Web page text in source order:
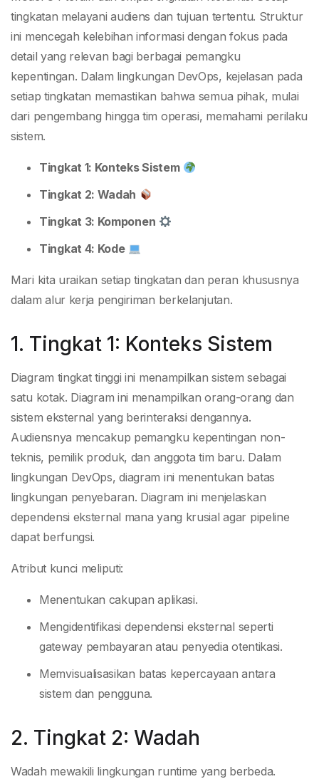
tingkatan melayani audiens dan tujuan tertentu. Struktur
ini mencegah kelebihan informasi dengan fokus pada
detail yang relevan bagi berbagai pemangku
kepentingan. Dalam lingkungan DevOps, kejelasan pada
setiap tingkatan memastikan bahwa semua pihak, mulai
dari pengembang hingga tim operasi, memahami perilaku
sistem.
Tingkat 1: Konteks Sistem
Tingkat 2: Wadah
Tingkat 3: Komponen
Tingkat 4: Kode
Mari kita uraikan setiap tingkatan dan peran khususnya
dalam alur kerja pengiriman berkelanjutan.
1. Tingkat 1: Konteks Sistem
Diagram tingkat tinggi ini menampilkan sistem sebagai
satu kotak. Diagram ini menampilkan orang-orang dan
sistem eksternal yang berinteraksi dengannya.
Audiensnya mencakup pemangku kepentingan non-
teknis, pemilik produk, dan anggota tim baru. Dalam
lingkungan DevOps, diagram ini menentukan batas
lingkungan penyebaran. Diagram ini menjelaskan
dependensi eksternal mana yang krusial agar pipeline
dapat berfungsi.
Atribut kunci meliputi:
Menentukan cakupan aplikasi.
Mengidentifikasi dependensi eksternal seperti
gateway pembayaran atau penyedia otentikasi.
Memvisualisasikan batas kepercayaan antara
sistem dan pengguna.
2. Tingkat 2: Wadah
Wadah mewakili lingkungan runtime yang berbeda.